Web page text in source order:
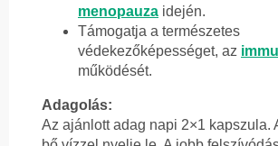
menopauza idején.
Támogatja a természetes
védekezőképességet, az
működését.
Adagolás:
Az ajánlott adag napi 2×1 kapszula.